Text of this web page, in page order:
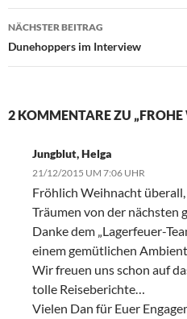
NÄCHSTER BEITRAG
Dunehoppers im Interview
2 KOMMENTARE ZU
Jungblut, Helga
21/12/2015 UM 7:06 UHR
Fröhlich Weihnacht
Träumen von der nächsten
Danke dem „Lagerfeuer-
einem gemütlichen
Wir freuen uns schon auf
tolle Reiseberichte…
Vielen Dan für Euer